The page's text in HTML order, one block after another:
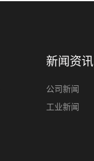
新闻资讯
公司新闻
工业新闻